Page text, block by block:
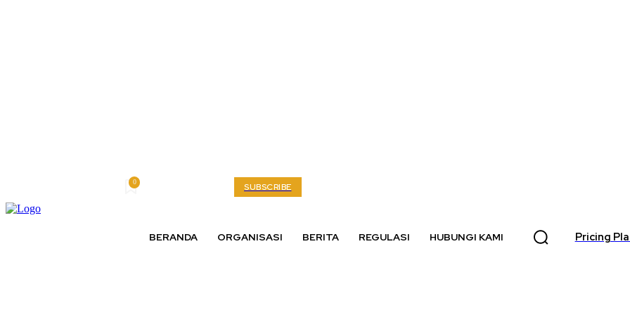
0 SUBSCRIBE
BERANDA ORGANISASI BERITA REGULASI HUBUNGI KAMI Pricing